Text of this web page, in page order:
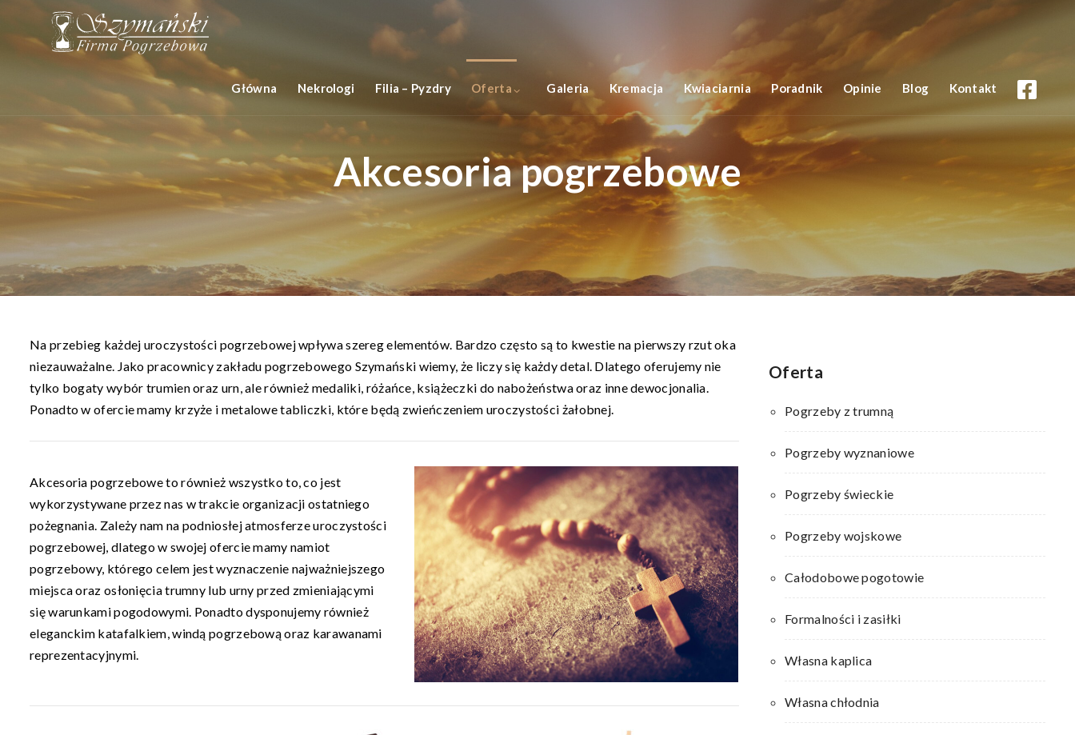
Główna Nekrologi Filia – Pyzdry Oferta Galeria Kremacja Kwiaciarnia Poradnik Opinie Blog Kontakt
Akcesoria pogrzebowe
Na przebieg każdej uroczystości pogrzebowej wpływa szereg elementów. Bardzo często są to kwestie na pierwszy rzut oka
niezauważalne. Jako pracownicy zakładu pogrzebowego Szymański wiemy, że liczy się każdy detal. Dlatego oferujemy nie
tylko bogaty wybór trumien oraz urn, ale również medaliki, różańce, książeczki do nabożeństwa oraz inne dewocjonalia.
Ponadto w ofercie mamy krzyże i metalowe tabliczki, które będą zwieńczeniem uroczystości żałobnej.
Akcesoria pogrzebowe to również wszystko to, co jest
wykorzystywane przez nas w trakcie organizacji ostatniego
pożegnania. Zależy nam na podniosłej atmosferze uroczystości
pogrzebowej, dlatego w swojej ofercie mamy namiot
pogrzebowy, którego celem jest wyznaczenie najważniejszego
miejsca oraz osłonięcia trumny lub urny przed zmieniającymi
się warunkami pogodowymi. Ponadto dysponujemy również
eleganckim katafalkiem, windą pogrzebową oraz karawanami
reprezentacyjnymi.
Oferta
Pogrzeby z trumną
Pogrzeby wyznaniowe
Pogrzeby świeckie
Pogrzeby wojskowe
Całodobowe pogotowie
Formalności i zasiłki
Własna kaplica
Własna chłodnia